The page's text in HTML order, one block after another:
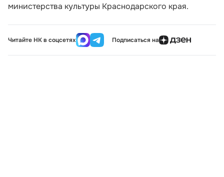
министерства культуры Краснодарского края.
Читайте НК в соцсетях Подписаться на